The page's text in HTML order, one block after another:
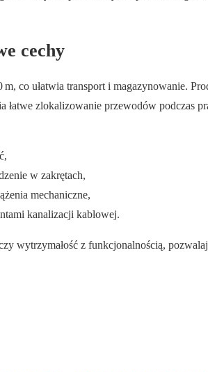
cechy
m, co ułatwia transport i magazynowanie.
łatwe zlokalizowanie przewodów podczas
w zakrętach,
mechaniczne,
kanalizacji kablowej.
wytrzymałość z funkcjonalnością,